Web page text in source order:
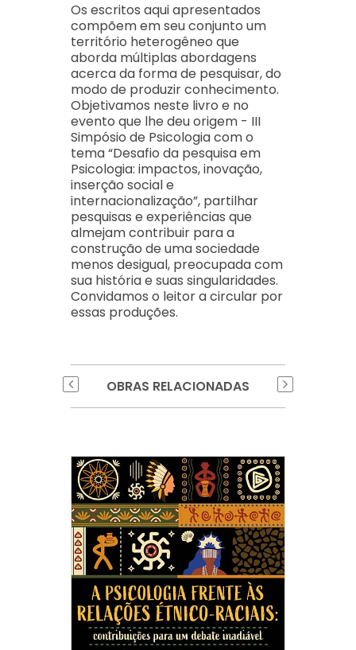
Os escritos aqui apresentados
compõem em seu conjunto um
território heterogêneo que
aborda múltiplas abordagens
acerca da forma de pesquisar, do
modo de produzir conhecimento.
Objetivamos neste livro e no
evento que lhe deu origem - III
Simpósio de Psicologia com o
tema “Desafio da pesquisa em
Psicologia: impactos, inovação,
inserção social e
internacionalização”, partilhar
pesquisas e experiências que
almejam contribuir para a
construção de uma sociedade
menos desigual, preocupada com
sua história e suas singularidades.
Convidamos o leitor a circular por
essas produções.
OBRAS RELACIONADAS